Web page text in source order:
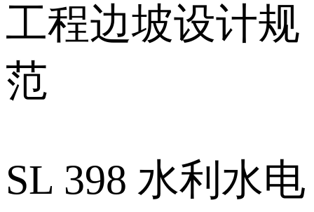
工程边坡设计规
范
SL 398 水利水电